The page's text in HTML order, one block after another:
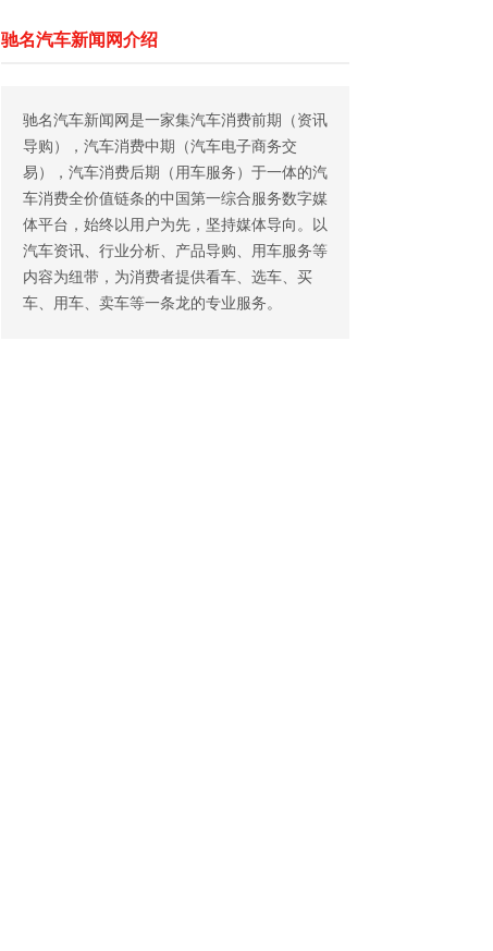
驰名汽车新闻网介绍
驰名汽车新闻网是一家集汽车消费前期（资讯
导购），汽车消费中期（汽车电子商务交
易），汽车消费后期（用车服务）于一体的汽
车消费全价值链条的中国第一综合服务数字媒
体平台，始终以用户为先，坚持媒体导向。以
汽车资讯、行业分析、产品导购、用车服务等
内容为纽带，为消费者提供看车、选车、买
车、用车、卖车等一条龙的专业服务。